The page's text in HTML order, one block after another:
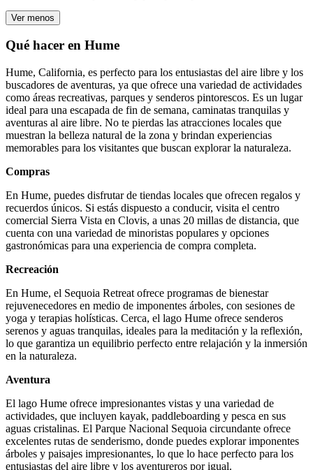
Ver menos
Qué hacer en Hume
Hume, California, es perfecto para los entusiastas del aire libre y los
buscadores de aventuras, ya que ofrece una variedad de actividades
como áreas recreativas, parques y senderos pintorescos. Es un lugar
ideal para una escapada de fin de semana, caminatas tranquilas y
aventuras al aire libre. No te pierdas las atracciones locales que
muestran la belleza natural de la zona y brindan experiencias
memorables para los visitantes que buscan explorar la naturaleza.
Compras
En Hume, puedes disfrutar de tiendas locales que ofrecen regalos y
recuerdos únicos. Si estás dispuesto a conducir, visita el centro
comercial Sierra Vista en Clovis, a unas 20 millas de distancia, que
cuenta con una variedad de minoristas populares y opciones
gastronómicas para una experiencia de compra completa.
Recreación
En Hume, el Sequoia Retreat ofrece programas de bienestar
rejuvenecedores en medio de imponentes árboles, con sesiones de
yoga y terapias holísticas. Cerca, el lago Hume ofrece senderos
serenos y aguas tranquilas, ideales para la meditación y la reflexión,
lo que garantiza un equilibrio perfecto entre relajación y la inmersión
en la naturaleza.
Aventura
El lago Hume ofrece impresionantes vistas y una variedad de
actividades, que incluyen kayak, paddleboarding y pesca en sus
aguas cristalinas. El Parque Nacional Sequoia circundante ofrece
excelentes rutas de senderismo, donde puedes explorar imponentes
árboles y paisajes impresionantes, lo que lo hace perfecto para los
entusiastas del aire libre y los aventureros por igual.